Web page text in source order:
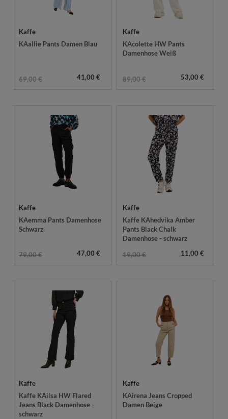
Kaffe
KAallie Pants Damen Blau
69,00 € 41,00 €
Kaffe
KAcolette HW Pants
Damenhose Weiß
89,00 € 53,00 €
Kaffe
KAemma Pants Damenhose
Schwarz
79,00 € 47,00 €
Kaffe
Kaffe KAhedvika Amber
Pants Black Chalk
Damenhose - schwarz
19,00 € 11,00 €
Kaffe
Kaffe KAilsa HW Flared
Jeans Black Damenhose -
schwarz
Kaffe
KAirena Jeans Cropped
Damen Beige